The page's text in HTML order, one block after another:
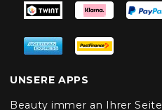
UNSERE APPS
Beauty immer an Ihrer